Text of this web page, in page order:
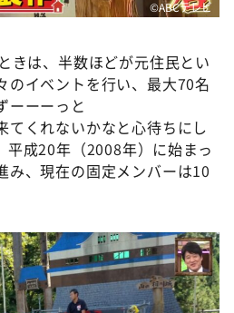
©ABCテレビ
きは、半数ほどが元住民とい
のイベントを行い、最大70名
ーーーっと
てくれないかなと心待ちにし
平成20年（2008年）に始まっ
み、現在の固定メンバーは10